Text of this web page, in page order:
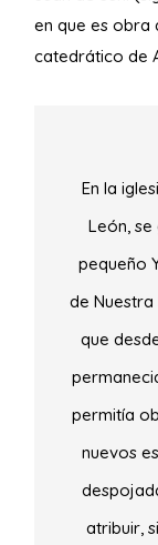
en que es obra
catedrático de
En la
León,
pequeño
de Nuestra
que
permitía
nuevos
atribuir,